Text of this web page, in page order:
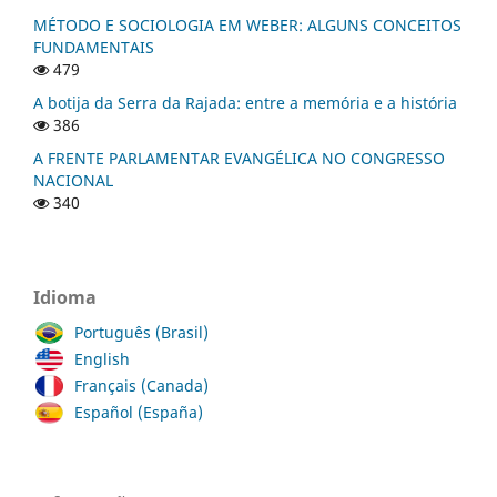
MÉTODO E SOCIOLOGIA EM WEBER: ALGUNS CONCEITOS
FUNDAMENTAIS
479
A botija da Serra da Rajada: entre a memória e a história
386
A FRENTE PARLAMENTAR EVANGÉLICA NO CONGRESSO
NACIONAL
340
Idioma
Português (Brasil)
English
Français (Canada)
Español (España)